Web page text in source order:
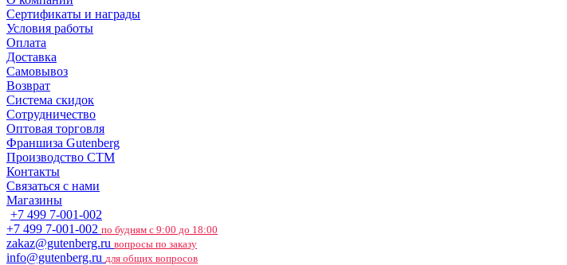
Сертификаты и награды
Условия работы
Оплата
Доставка
Самовывоз
Возврат
Система скидок
Сотрудничество
Оптовая торговля
Франшиза Gutenberg
Производство СТМ
Контакты
Связаться с нами
Магазины
+7 499 7-001-002
+7 499 7-001-002 по будням с 9:00 до 18:00
zakaz@gutenberg.ru вопросы по заказу
info@gutenberg.ru для общих вопросов